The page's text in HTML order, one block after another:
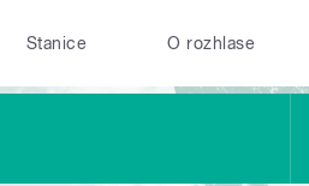
Stanice O rozhlase